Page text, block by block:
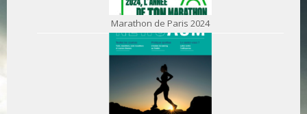
Marathon de Paris 2024